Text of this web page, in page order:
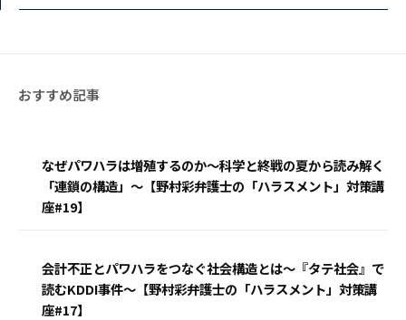
なぜパワハラは増殖するのか〜科学と終戦の夏から読み解く
「連鎖の構造」〜【野村彩弁護士の「ハラスメント」対策講
座#19】
会計不正とパワハラをつなぐ社会構造とは〜『タテ社会』で
読むKDDI事件〜【野村彩弁護士の「ハラスメント」対策講
座#17】